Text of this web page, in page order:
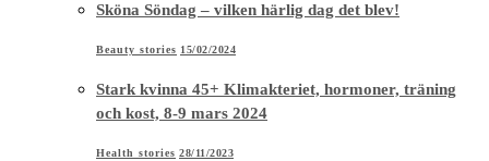
Sköna Söndag – vilken härlig dag det blev!
Beauty stories 15/02/2024
Stark kvinna 45+ Klimakteriet, hormoner, träning
och kost, 8-9 mars 2024
Health stories 28/11/2023